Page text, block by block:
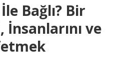
Bağlı? Bir
ve